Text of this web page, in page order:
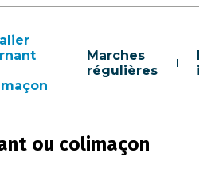
Marches
régulières
ou colimaçon